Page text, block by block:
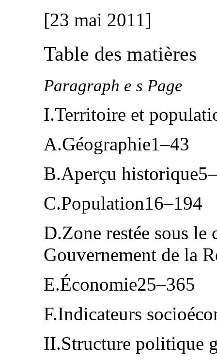
[23 mai 2011]
Table des matières
Paragraph e s Page
I.Territoire et
A.Géographie1–43
B.Aperçu
C.Population16–194
D.Zone restée sous
Gouvernement de la
E.Économie25–365
F.Indicateurs
II.Structure politique